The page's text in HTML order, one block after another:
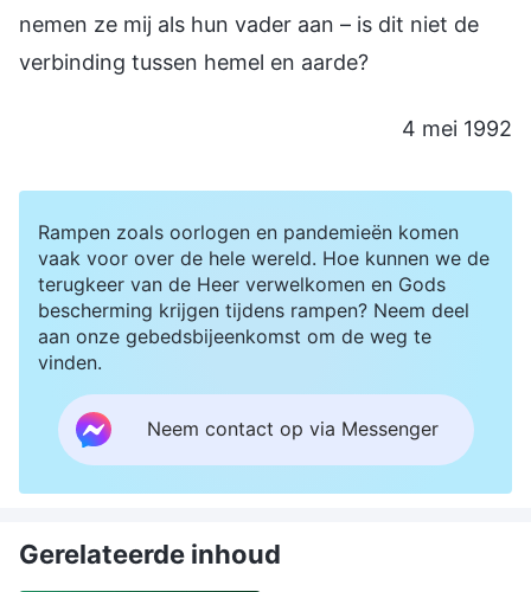
nemen ze mij als hun vader aan – is dit niet de
verbinding tussen hemel en aarde?
4 mei 1992
Rampen zoals oorlogen en pandemieën komen
vaak voor over de hele wereld. Hoe kunnen we de
terugkeer van de Heer verwelkomen en Gods
bescherming krijgen tijdens rampen? Neem deel
aan onze gebedsbijeenkomst om de weg te
vinden.
Neem contact op via Messenger
Gerelateerde inhoud